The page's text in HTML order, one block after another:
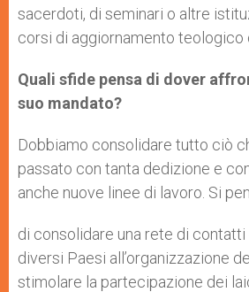
sacerdoti, di seminari o altre
corsi di aggiornamento teologico
Quali sfide pensa di dover
suo mandato?
Dobbiamo consolidare tutto ciò
passato con tanta dedizione e
anche nuove linee di lavoro. Si
di consolidare una rete di contatti
diversi Paesi all’organizzazione
stimolare la partecipazione dei